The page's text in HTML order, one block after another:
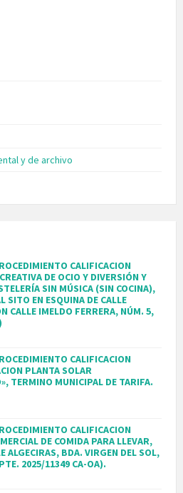
y de archivo
CALIFICACION
DE OCIO Y DIVERSIÓN Y
SIN MÚSICA (SIN COCINA),
SITO EN ESQUINA DE CALLE
CALLE IMELDO FERRERA, NÚM. 5,
CALIFICACION
PLANTA SOLAR
TERMINO MUNICIPAL DE TARIFA.
CALIFICACION
DE COMIDA PARA LLEVAR,
ALGECIRAS, BDA. VIRGEN DEL SOL,
2025/11349 CA-OA).